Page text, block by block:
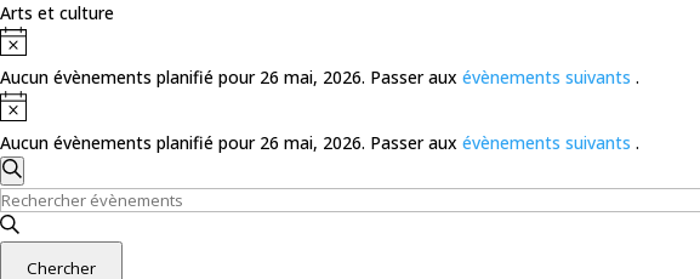
Arts et culture
Évènements
for
26
mai,
2026
Aucun évènements planifié pour 26 mai, 2026. Passer aux évènements suivants .
Aucun évènements planifié pour 26 mai, 2026. Passer aux évènements suivants .
Recherche
et
navigation
de
Recherche
Saisir
mot-
Chercher